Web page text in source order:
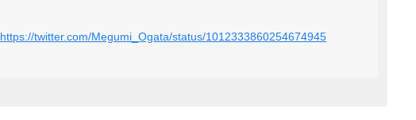
https://twitter.com/Megumi_Ogata/status/1012333860254674945